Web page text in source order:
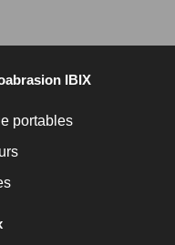
IBIX
portables